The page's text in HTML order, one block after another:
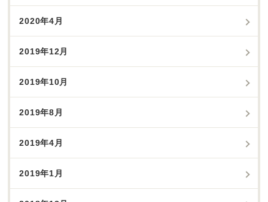
2020年4月
2019年12月
2019年10月
2019年8月
2019年4月
2019年1月